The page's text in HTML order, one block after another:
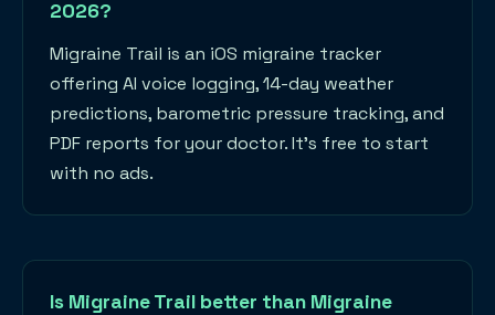
2026?
Migraine Trail is an iOS migraine tracker
offering AI voice logging, 14-day weather
predictions, barometric pressure tracking, and
PDF reports for your doctor. It's free to start
with no ads.
Is Migraine Trail better than Migraine